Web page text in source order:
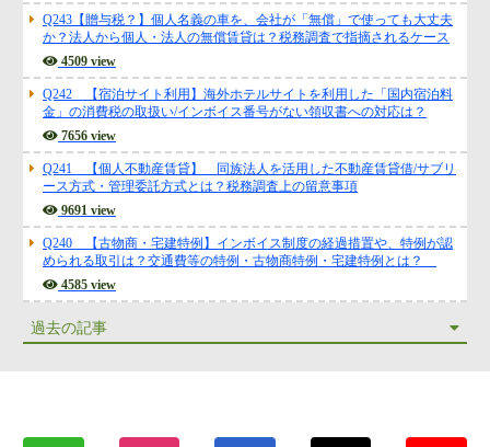
Q243【贈与税？】個人名義の車を、会社が「無償」で使っても大丈夫
か？法人から個人・法人の無償賃貸は？税務調査で指摘されるケース
4509 view
Q242 【宿泊サイト利用】海外ホテルサイトを利用した「国内宿泊料
金」の消費税の取扱い/インボイス番号がない領収書への対応は？
7656 view
Q241 【個人不動産賃貸】 同族法人を活用した不動産賃貸借/サブリ
ース方式・管理委託方式とは？税務調査上の留意事項
9691 view
Q240 【古物商・宅建特例】インボイス制度の経過措置や、特例が認
められる取引は？交通費等の特例・古物商特例・宅建特例とは？
4585 view
過去の記事